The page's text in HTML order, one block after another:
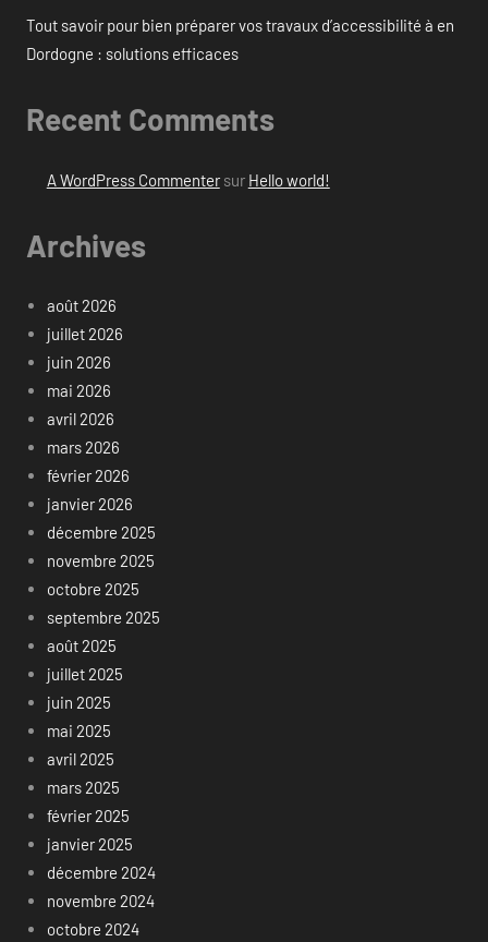
Tout savoir pour bien préparer vos travaux d’accessibilité à en
Dordogne : solutions efficaces
Recent Comments
A WordPress Commentersur Hello world!
Archives
août 2026
juillet 2026
juin 2026
mai 2026
avril 2026
mars 2026
février 2026
janvier 2026
décembre 2025
novembre 2025
octobre 2025
septembre 2025
août 2025
juillet 2025
juin 2025
mai 2025
avril 2025
mars 2025
février 2025
janvier 2025
décembre 2024
novembre 2024
octobre 2024